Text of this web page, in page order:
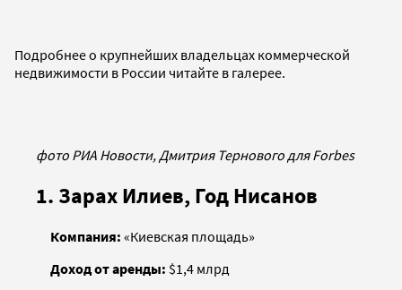
Подробнее о крупнейших владельцах коммерческой
недвижимости в России читайте в галерее.
фото РИА Новости, Дмитрия Тернового для Forbes
1. Зарах Илиев, Год Нисанов
Компания: «Киевская площадь»
Доход от аренды: $1,4 млрд